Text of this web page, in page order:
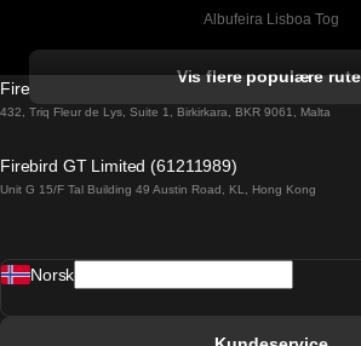
Albufeira Lisboa Tog
Barcelona Madrid Tog
Barcelona Sevilla Tog
Vis flere populære
Firebird GT Limited (OC 1451)
432, Triq Fleur de Lys, Suite 1, Birkirkara, BKR 9061, Malta
Firebird GT Limited (61211989)
Unit G 15/F Tal Building 49 Austin Road, KL, Hong Kong
Norsk